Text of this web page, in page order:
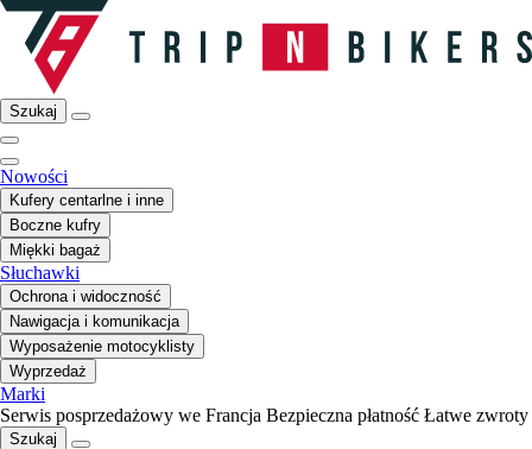
Szukaj
Nowości
Kufery centarlne i inne
Boczne kufry
Miękki bagaż
Słuchawki
Ochrona i widoczność
Nawigacja i komunikacja
Wyposażenie motocyklisty
Wyprzedaż
Marki
Serwis posprzedażowy we Francja Bezpieczna płatność Łatwe zwroty
Szukaj